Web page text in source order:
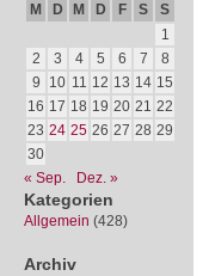
M D M D F S
S
1
2
3 4 5 6 7
8
9
10 11 12 13 14 15
16 17 18 19 20 21 22
23 24 25 26 27 28 29
30
« Sep.
Dez. »
Kategorien
Allgemein (428)
Archiv